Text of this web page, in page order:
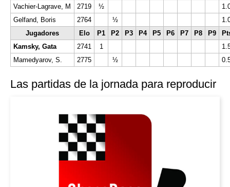
Vachier-Lagrave, M
2719 ½
Gelfand, Boris
2764 ½
Jugadores
Elo P1 P2 P3 P4 P5 P6 P7 P8 P9
Kamsky, Gata
2741 1
Mamedyarov, S.
2775 ½
Las partidas de la jornada para reproducir